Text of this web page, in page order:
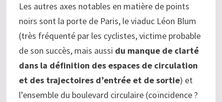
Les autres axes notables en matière de points
noirs sont la porte de Paris, le viaduc Léon Blum
(très fréquenté par les cyclistes, victime probable
de son succès, mais aussi du manque de clarté
dans la définition des espaces de circulation
et des trajectoires d’entrée et de sortie) et
l’ensemble du boulevard circulaire (coïncidence ?